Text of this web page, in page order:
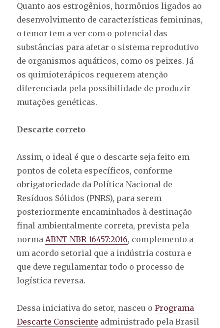
Quanto aos estrogênios, hormônios ligados ao
desenvolvimento de características femininas,
o temor tem a ver com o potencial das
substâncias para afetar o sistema reprodutivo
de organismos aquáticos, como os peixes. Já
os quimioterápicos requerem atenção
diferenciada pela possibilidade de produzir
mutações genéticas.
Descarte correto
Assim, o ideal é que o descarte seja feito em
pontos de coleta específicos, conforme
obrigatoriedade da Política Nacional de
Resíduos Sólidos (PNRS), para serem
posteriormente encaminhados à destinação
final ambientalmente correta, prevista pela
normaABNT NBR 16457:2016, complemento a
um acordo setorial que a indústria costura e
que deve regulamentar todo o processo de
logística reversa.
Dessa iniciativa do setor, nasceu oPrograma
Descarte Consciente administrado pela Brasil